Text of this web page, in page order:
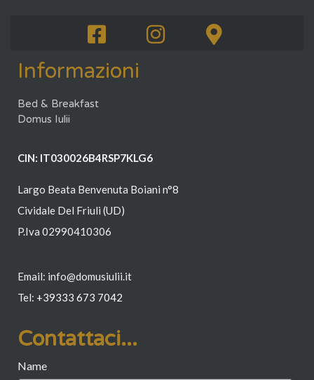
Informazioni
Bed & Breakfast
Domus Iulii
CIN: IT030026B4RSP7KLG6
Largo Beata Benvenuta Boiani n°8
Cividale Del Friuli (UD)
P.Iva 02990410306
Email: info@domusiulii.it
Tel: +39333 673 7042
Contattaci...
Name